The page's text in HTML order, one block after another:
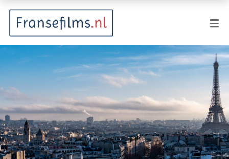
Animatie
Documentaire
Drama
Fantasy